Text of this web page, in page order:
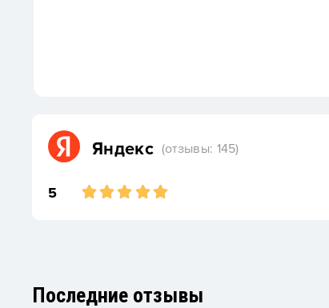
Яндекс (отзывы: 145)
5
Последние отзывы